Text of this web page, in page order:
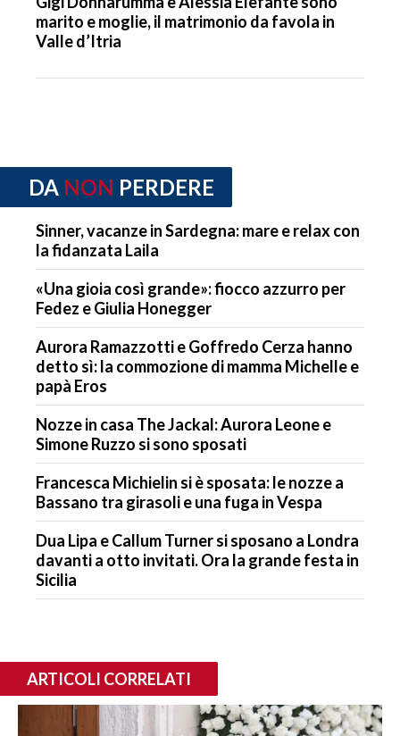
marito e moglie, il matrimonio da favola in
Valle d’Itria
DA NON PERDERE
Sinner, vacanze in Sardegna: mare e relax con
la fidanzata Laila
«Una gioia così grande»: fiocco azzurro per
Fedez e Giulia Honegger
Aurora Ramazzotti e Goffredo Cerza hanno
detto sì: la commozione di mamma Michelle e
papà Eros
Nozze in casa The Jackal: Aurora Leone e
Simone Ruzzo si sono sposati
Francesca Michielin si è sposata: le nozze a
Bassano tra girasoli e una fuga in Vespa
Dua Lipa e Callum Turner si sposano a Londra
davanti a otto invitati. Ora la grande festa in
Sicilia
ARTICOLI CORRELATI